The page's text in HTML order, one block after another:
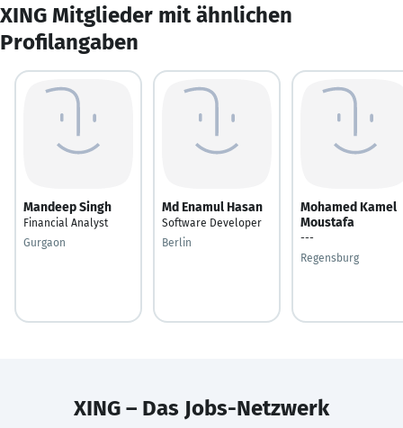
XING Mitglieder mit ähnlichen
Profilangaben
Mandeep Singh
Financial Analyst
Gurgaon
Md Enamul Hasan
Software Developer
Berlin
Mohamed Kamel
Moustafa
---
Regensburg
XING – Das Jobs-Netzwerk